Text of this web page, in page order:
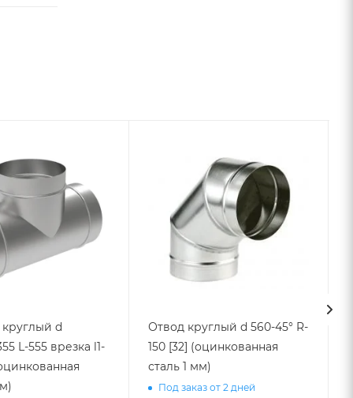
d
L-555 врезка l1-
Отвод круглый d 560-45° R-
150 [32] (оцинкованная
сталь 1 мм)
Под заказ от 2 дней